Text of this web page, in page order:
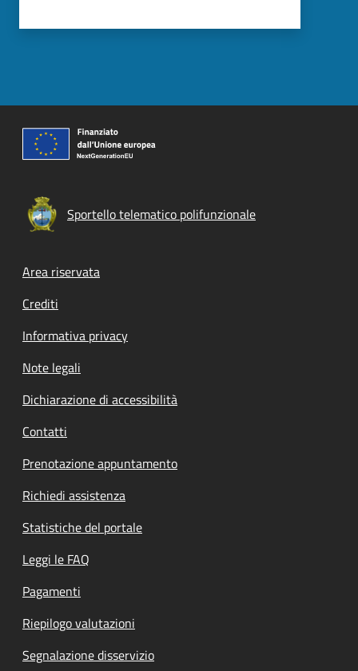
Sportello telematico polifunzionale
Footer menu
Area riservata
Crediti
Informativa privacy
Note legali
Dichiarazione di accessibilità
Contatti
Prenotazione appuntamento
Richiedi assistenza
Statistiche del portale
Leggi le FAQ
Pagamenti
Riepilogo valutazioni
Segnalazione disservizio